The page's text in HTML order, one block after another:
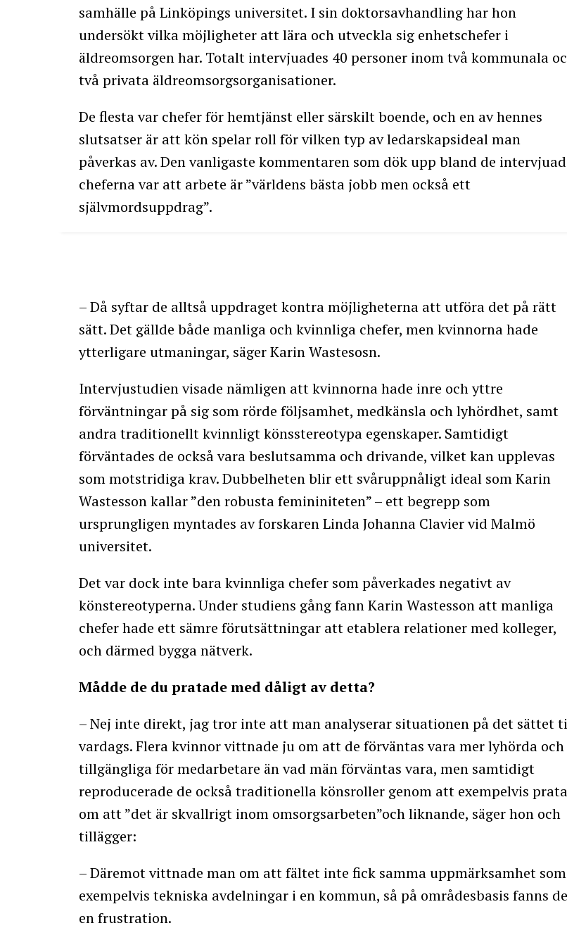
samhälle på Linköpings universitet. I sin doktorsavhandling har hon
undersökt vilka möjligheter att lära och utveckla sig enhetschefer i
äldreomsorgen har. Totalt intervjuades 40 personer inom två kommunala
två privata äldreomsorgsorganisationer.
De flesta var chefer för hemtjänst eller särskilt boende, och en av hennes
slutsatser är att kön spelar roll för vilken typ av ledarskapsideal man
påverkas av. Den vanligaste kommentaren som dök upp bland de
cheferna var att arbete är ”världens bästa jobb men också ett
självmordsuppdrag”.
– Då syftar de alltså uppdraget kontra möjligheterna att utföra det på rätt
sätt. Det gällde både manliga och kvinnliga chefer, men kvinnorna hade
ytterligare utmaningar, säger Karin Wastesosn.
Intervjustudien visade nämligen att kvinnorna hade inre och yttre
förväntningar på sig som rörde följsamhet, medkänsla och lyhördhet, samt
andra traditionellt kvinnligt könsstereotypa egenskaper. Samtidigt
förväntades de också vara beslutsamma och drivande, vilket kan upplevas
som motstridiga krav. Dubbelheten blir ett svåruppnåligt ideal som Karin
Wastesson kallar ”den robusta femininiteten” – ett begrepp som
ursprungligen myntades av forskaren Linda Johanna Clavier vid Malmö
universitet.
Det var dock inte bara kvinnliga chefer som påverkades negativt av
könstereotyperna. Under studiens gång fann Karin Wastesson att manliga
chefer hade ett sämre förutsättningar att etablera relationer med kolleger,
och därmed bygga nätverk.
Mådde de du pratade med dåligt av detta?
– Nej inte direkt, jag tror inte att man analyserar situationen på det sättet
vardags. Flera kvinnor vittnade ju om att de förväntas vara mer lyhörda och
tillgängliga för medarbetare än vad män förväntas vara, men samtidigt
reproducerade de också traditionella könsroller genom att exempelvis prata
om att ”det är skvallrigt inom omsorgsarbeten”och liknande, säger hon och
tillägger:
– Däremot vittnade man om att fältet inte fick samma uppmärksamhet som
exempelvis tekniska avdelningar i en kommun, så på områdesbasis fanns
en frustration.